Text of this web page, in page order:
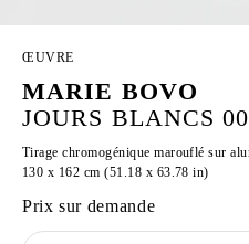
ŒUVRE
MARIE BOVO
JOURS BLANCS
Tirage chromogénique marouflé sur
130 x 162 cm (51.18 x 63.78 in)
Prix sur demande